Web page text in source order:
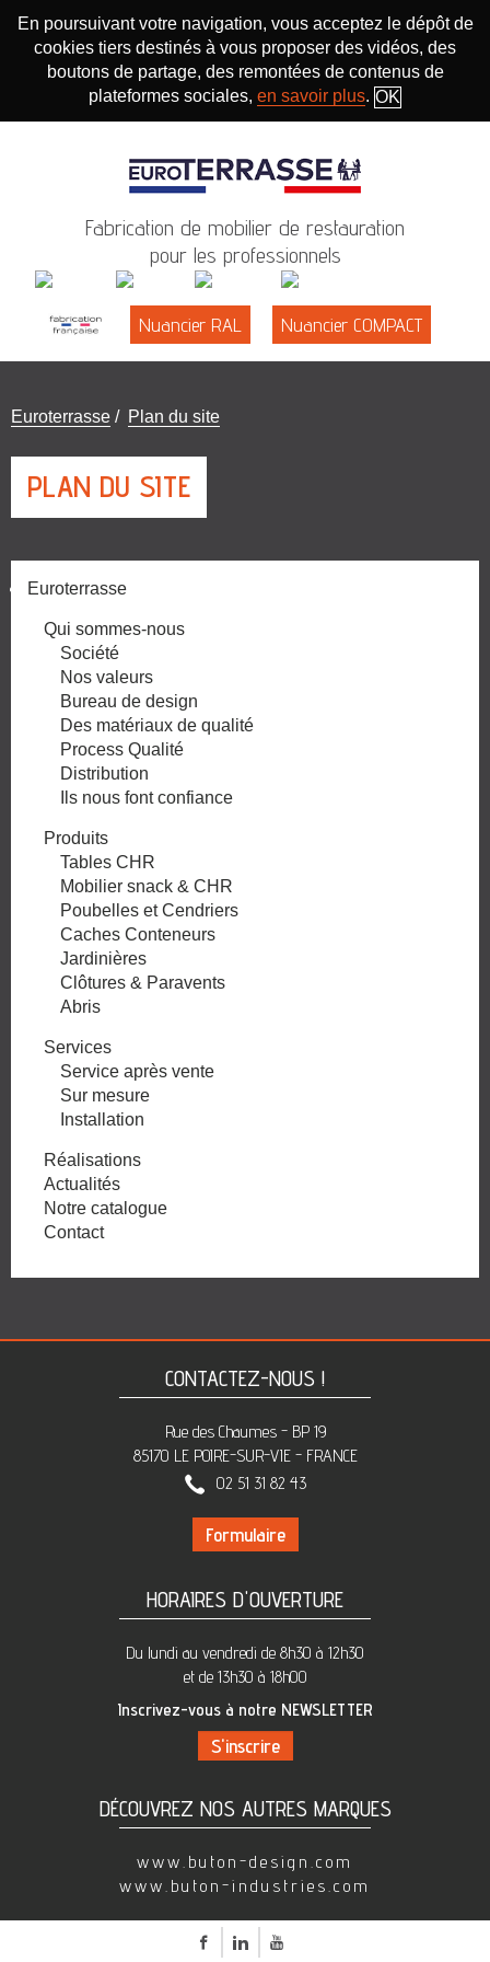
En poursuivant votre navigation, vous acceptez le dépôt de
cookies tiers destinés à vous proposer des vidéos, des
boutons de partage, des remontées de contenus de
plateformes sociales, en savoir plus. OK
Fabrication de mobilier de restauration
pour les professionnels
Nuancier RAL Nuancier COMPACT
Vous
Euroterrasse / Plan du site
PLAN DU SITE
Euroterrasse
Qui sommes-nous
Société
Nos valeurs
Bureau de design
Des matériaux de qualité
Process Qualité
Distribution
Ils nous font confiance
Produits
Tables CHR
Mobilier snack & CHR
Poubelles et Cendriers
Caches Conteneurs
Jardinières
Clôtures & Paravents
Abris
Services
Service après vente
Sur mesure
Installation
Réalisations
Actualités
Notre catalogue
Contact
CONTACTEZ-NOUS !
Rue des Chaumes - BP 19
85170 LE POIRE-SUR-VIE - FRANCE
02 51 31 82 43
Formulaire
HORAIRES D'OUVERTURE
Du lundi au vendredi de 8h30 à 12h30
et de 13h30 à 18h00
Inscrivez-vous à notre NEWSLETTER
DÉCOUVREZ NOS AUTRES MARQUES
www.buton-design.com
www.buton-industries.com